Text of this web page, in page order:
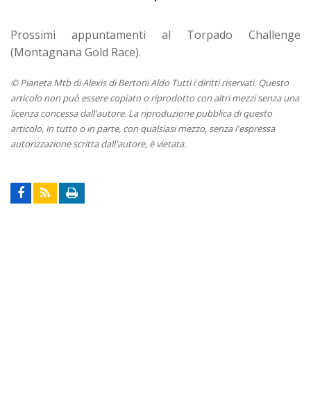
Prossimi appuntamenti al Torpado Challenge
(Montagnana Gold Race).
© Pianeta Mtb di Alexis di Bertoni Aldo Tutti i diritti riservati. Questo
articolo non può essere copiato o riprodotto con altri mezzi senza una
licenza concessa dall'autore. La riproduzione pubblica di questo
articolo, in tutto o in parte, con qualsiasi mezzo, senza l'espressa
autorizzazione scritta dall'autore, è vietata.